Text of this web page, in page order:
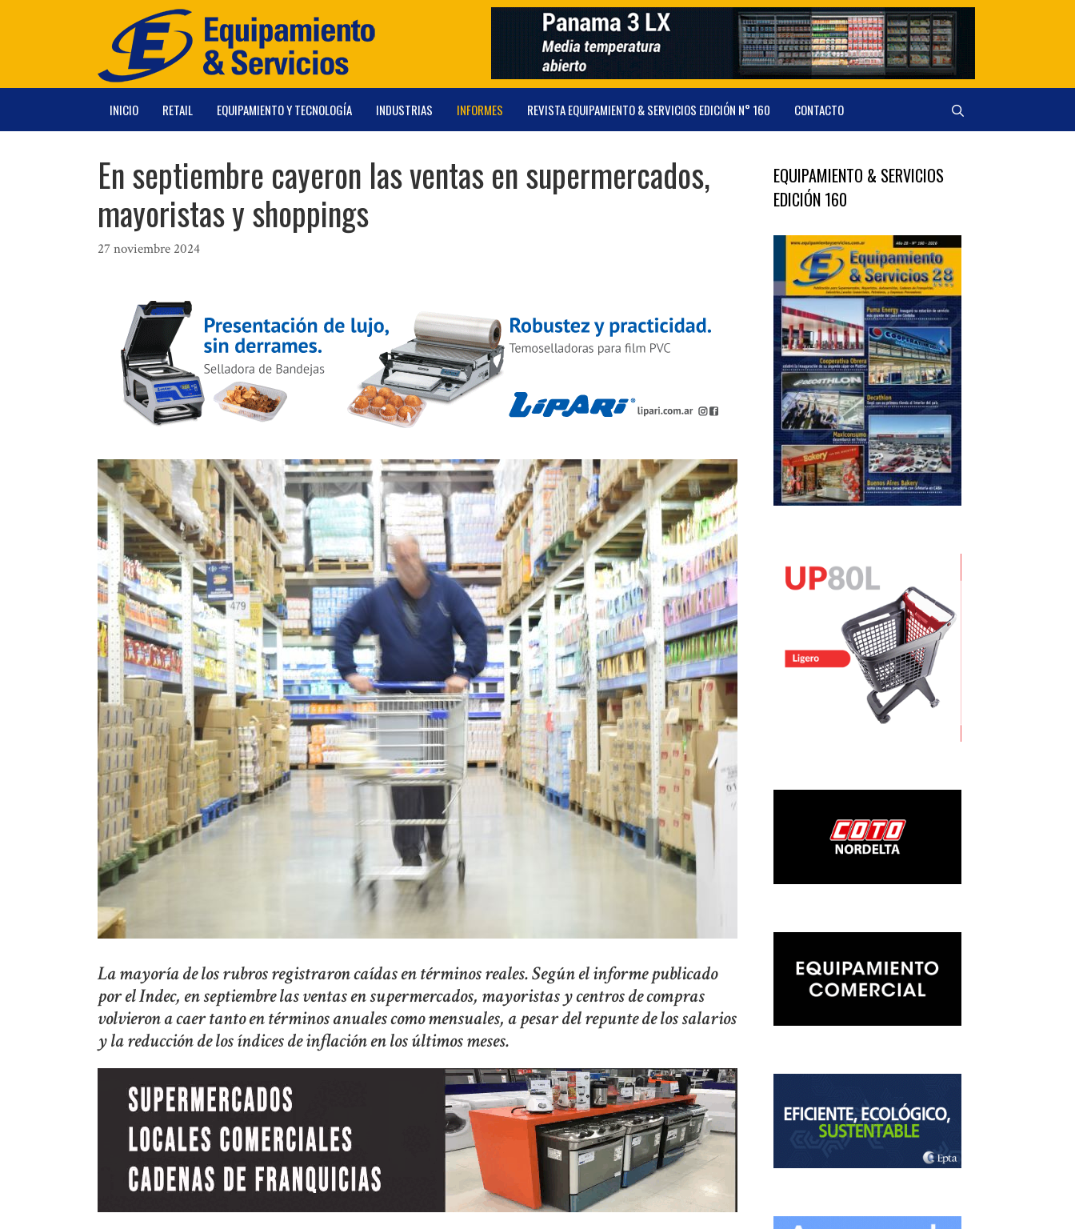
INICIO RETAIL EQUIPAMIENTO Y TECNOLOGÍA INDUSTRIAS INFORMES REVISTA EQUIPAMIENTO & SERVICIOS EDICIÓN N° 160 CONTACTO
En septiembre cayeron las ventas en supermercados,
mayoristas y shoppings
27 noviembre 2024
La mayoría de los rubros registraron caídas en términos reales. Según el informe publicado
por el Indec, en septiembre las ventas en supermercados, mayoristas y centros de compras
volvieron a caer tanto en términos anuales como mensuales, a pesar del repunte de los salarios
y la reducción de los índices de inflación en los últimos meses.
EQUIPAMIENTO & SERVICIOS
EDICIÓN 160